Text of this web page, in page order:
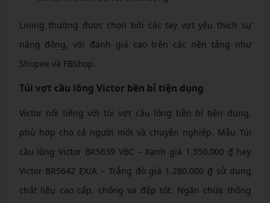
Lining thường được chọn bởi các tay vợt yêu thích sự
năng động, với đánh giá cao trên các nền tảng như
Shopee và FBShop.
Túi vợt cầu lông Victor bền bỉ tiện dụng
Victor nổi tiếng với túi vợt cầu lông bền bỉ tiện dụng,
phù hợp cho cả người mới và chuyên nghiệp. Mẫu Túi
cầu lông Victor BR5639 VBC – Xanh giá 1.350.000 ₫ hay
Victor BR5642 EX/A – Trắng đỏ giá 1.280.000 ₫ sử dụng
chất liệu cao cấp, chống va đập tốt. Ngăn chứa thông